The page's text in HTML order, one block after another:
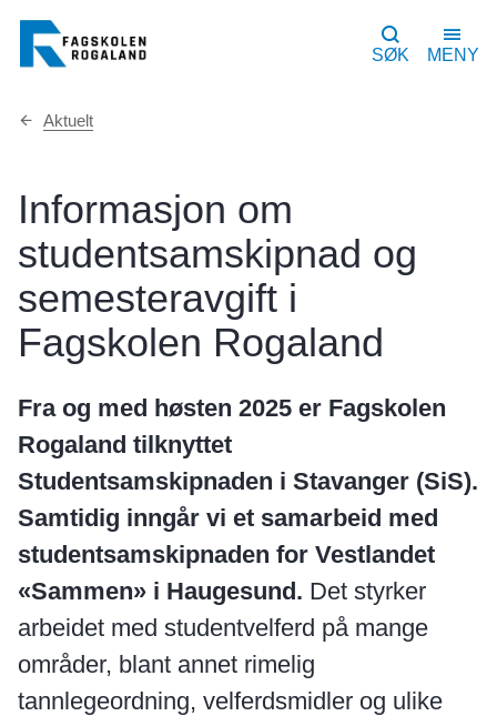
SØK MENY
Du Aktuelt
Informasjon om
studentsamskipnad og
semesteravgift i
Fagskolen Rogaland
Fra og med høsten 2025 er Fagskolen
Rogaland tilknyttet
Studentsamskipnaden i Stavanger (SiS).
Samtidig inngår vi et samarbeid med
studentsamskipnaden for Vestlandet
«Sammen» i Haugesund. Det styrker
arbeidet med studentvelferd på mange
områder, blant annet rimelig
tannlegeordning, velferdsmidler og ulike